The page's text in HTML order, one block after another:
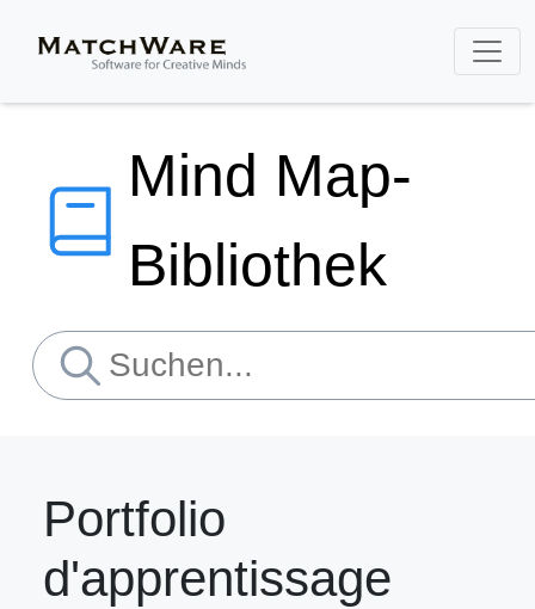
Mind Map-
Bibliothek
Portfolio
d'apprentissage